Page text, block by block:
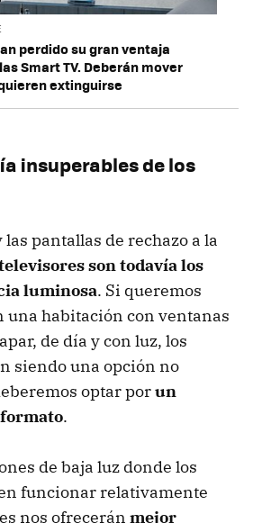
perdido su gran ventaja
Smart TV. Deberán mover
extinguirse
insuperables de los
pantallas de rechazo a la
son todavía los
luminosa. Si queremos
una habitación con ventanas
de día y con luz, los
siendo una opción no
optar porun
.
de baja luz donde los
funcionar relativamente
nos ofrecerán mejor